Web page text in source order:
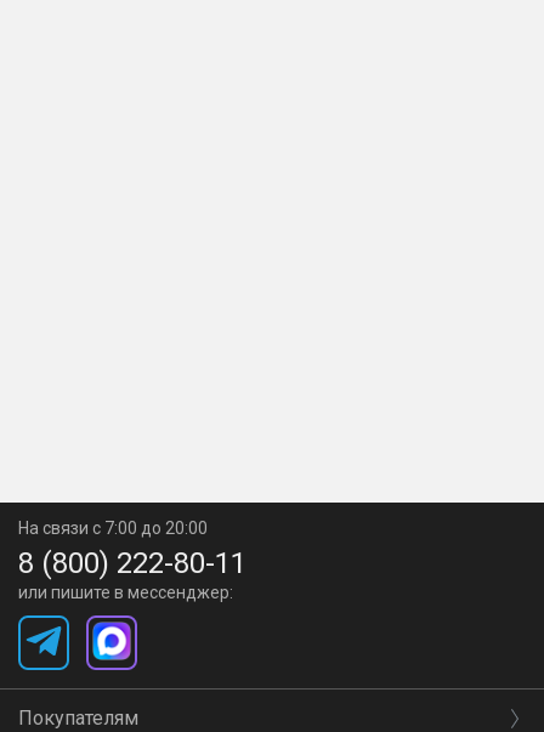
На связи с 7:00 до 20:00
8 (800) 222-80-11
или пишите в мессенджер:
Покупателям